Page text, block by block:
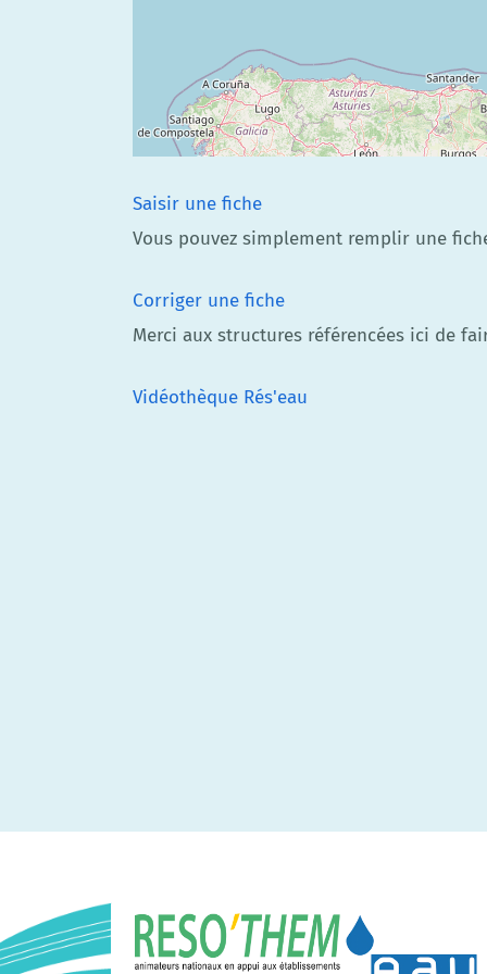
Saisir une fiche
Vous pouvez simplement remplir une
Corriger une fiche
Merci aux structures référencées ici de
Vidéothèque Rés'eau